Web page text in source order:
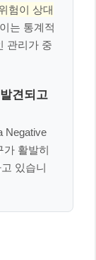
험이 상대
는 통계적
관리가 중
견되고
Negative
가 활발히
있습니